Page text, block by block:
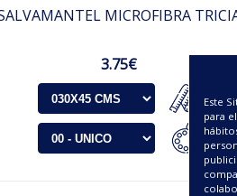
MICROFIBRA
3.75€
Este
para